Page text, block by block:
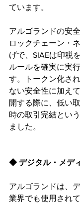
ています。
アルゴランドの安
ロックチェーン・
げで、SIAEは印税
ルールを確実に実
す。トークン化さ
ない安全性に加え
開する際に、低い
時の取引完結とい
ました。
◆ デジタル・メデ
アルゴランドは、
業界でも使用され